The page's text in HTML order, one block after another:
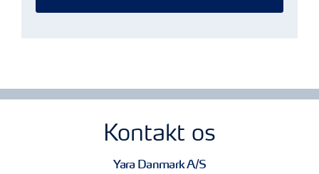
Kontakt os
Yara Danmark A/S